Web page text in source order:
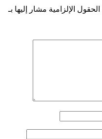
الحقول الإلزامية مشار إليها بـ